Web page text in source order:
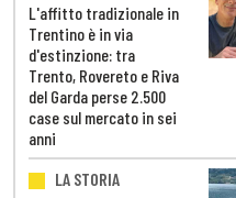
L'affitto tradizionale in
Trentino è in via
d'estinzione: tra
Trento, Rovereto e Riva
del Garda perse 2.500
case sul mercato in sei
anni
LA STORIA